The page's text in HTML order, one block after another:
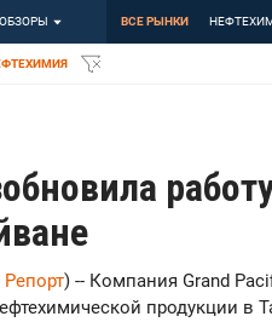
ОБЗОРЫ ВСЕ РЫНКИ
) -- Компания Grand
продукции в